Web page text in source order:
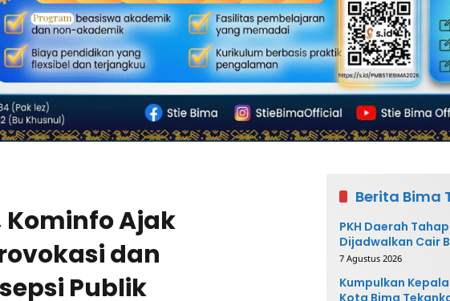
Kominfo Ajak
dan
Publik
Berita Bima
PKH Daerah
Dijadwalkan Cair
7 Agustus 2026
Kumpulkan
Kota Bima